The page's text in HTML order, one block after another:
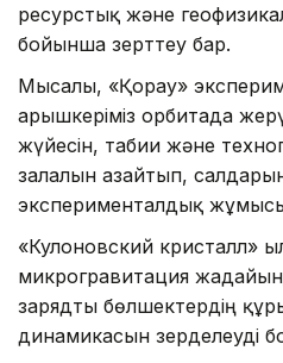
ресурстық және
бойынша зерттеу бар.
Мысалы, «Қорғау»
ғарышкеріміз орбитада
жүйесін, табиғи және
залалын азайтып,
эксперименталдық
«Кулоновский кристалл»
микрогравитация
зарядты бөлшектердің
динамикасын зерделеуді